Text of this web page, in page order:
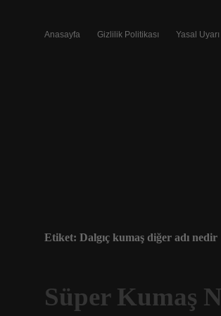
Anasayfa Gizlilik Politikası Yasal Uyarı
Etiket: Dalgıç kumaş diğer adı nedir
Süper Kumaş